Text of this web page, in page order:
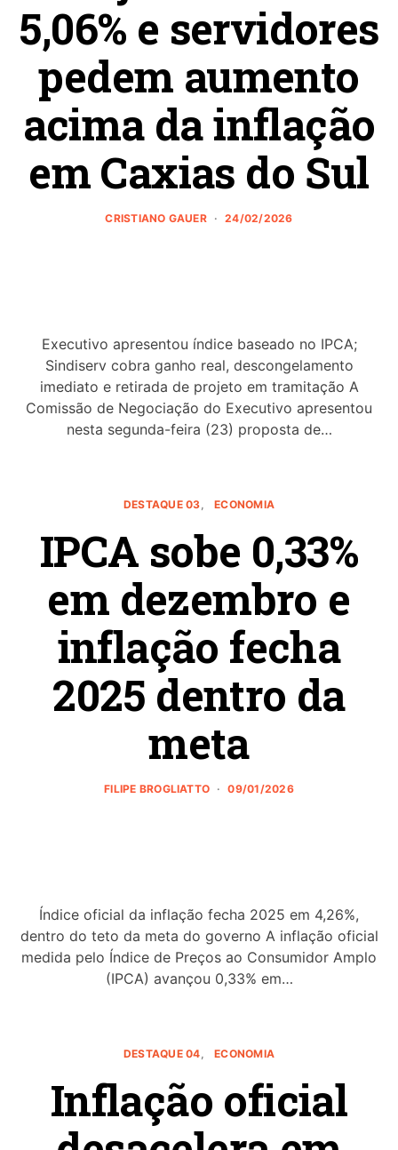
5,06% e servidores
pedem aumento
acima da inflação
em Caxias do Sul
CRISTIANO GAUER 24/02/2026
Executivo apresentou índice baseado no IPCA;
Sindiserv cobra ganho real, descongelamento
imediato e retirada de projeto em tramitação A
Comissão de Negociação do Executivo apresentou
nesta segunda-feira (23) proposta de…
DESTAQUE 03 ECONOMIA
IPCA sobe 0,33%
em dezembro e
inflação fecha
2025 dentro da
meta
FILIPE BROGLIATTO 09/01/2026
Índice oficial da inflação fecha 2025 em 4,26%,
dentro do teto da meta do governo A inflação oficial
medida pelo Índice de Preços ao Consumidor Amplo
(IPCA) avançou 0,33% em…
DESTAQUE 04 ECONOMIA
Inflação oficial